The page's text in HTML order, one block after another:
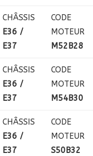
CHÂSSIS
E36 /
E37
CODE
MOTEUR
M52B28
CHÂSSIS
E36 /
E37
CODE
MOTEUR
M54B30
CHÂSSIS
E36 /
E37
CODE
MOTEUR
S50B32